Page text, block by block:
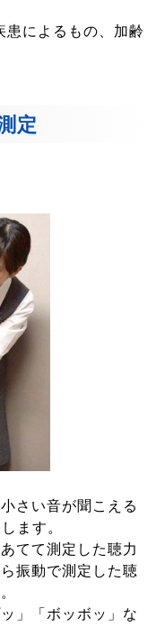
患によるもの、加齢
定
さい音が聞こえる
ます。
てて測定した聴力
振動で測定した聴
」「ボッボッ」な